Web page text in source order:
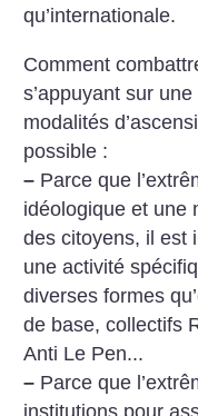
qu’internationale.
Comment
s’appuyant sur
modalités
possible :
– Parce que
idéologique et une
des citoyens, il est
une activité
diverses formes
de base, collectifs
Anti Le Pen...
– Parce que
institutions pour